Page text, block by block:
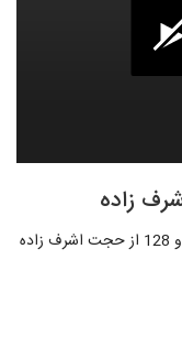
زاده
موزیک جدید و زیبای دورت بگردم با کیفیت 320 و 128 از حجت اشرف زاده